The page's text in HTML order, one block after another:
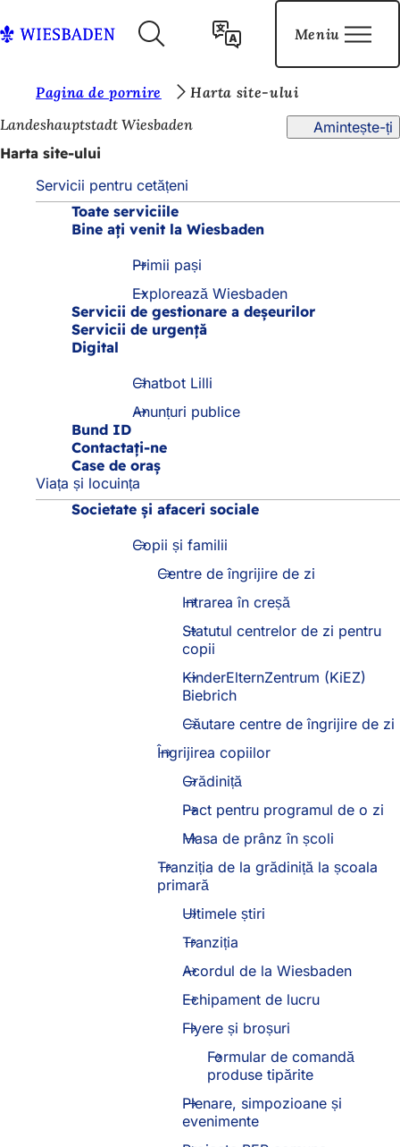
Salt la conținut
Înapoi
pornire
Logo-
Wiesbaden
Meniu
u
n
Pagina de pornire
Harta site-ului
Landeshauptstadt Wiesbaden
Amintește-ți
Harta site-ului
Servicii pentru cetățeni
Toate serviciile
Bine ați venit la Wiesbaden
Primii pași
Explorează Wiesbaden
Servicii de gestionare a deșeurilor
Servicii de urgență
Digital
Chatbot Lilli
Anunțuri publice
Bund ID
Contactați-ne
Case de oraș
Viața și locuința
Societate și afaceri sociale
Copii și familii
Centre de îngrijire de zi
Intrarea în creșă
Statutul centrelor de zi pentru
copii
KinderElternZentrum (KiEZ)
Biebrich
Căutare centre de îngrijire de zi
Îngrijirea copiilor
Grădiniță
Pact pentru programul de o zi
Masa de prânz în școli
Tranziția de la grădiniță la școala
primară
Ultimele știri
Tranziția
Acordul de la Wiesbaden
Echipament de lucru
Flyere și broșuri
Formular de comandă
produse tipărite
Plenare, simpozioane și
evenimente